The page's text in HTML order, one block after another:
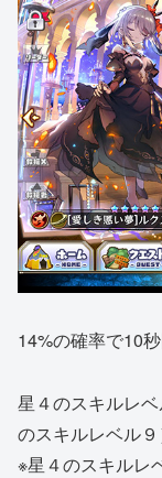
14%の確率で10
星４のスキルレ
のスキルレベル９
※星４のスキルレ